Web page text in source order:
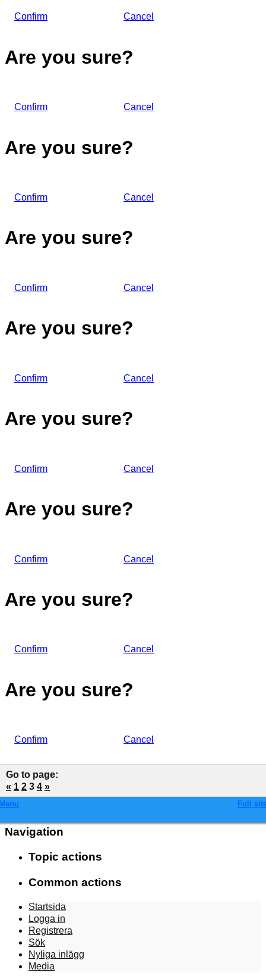
Confirm Cancel
Are you sure?
Confirm Cancel
Are you sure?
Confirm Cancel
Are you sure?
Confirm Cancel
Are you sure?
Confirm Cancel
Are you sure?
Confirm Cancel
Are you sure?
Confirm Cancel
Are you sure?
Confirm Cancel
Are you sure?
Confirm Cancel
Go to page:
« 1 2 3 4 »
Full
Navigation
Topic actions
Common actions
Startsida
Logga in
Registrera
Sök
Nyliga inlägg
Media